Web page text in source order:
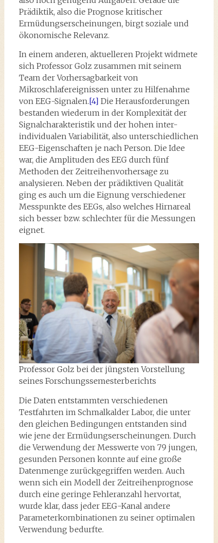
Prädiktik, also die Prognose kritischer
Ermüdungserscheinungen, birgt soziale und
ökonomische Relevanz.
In einem anderen, aktuelleren Projekt widmete
sich Professor Golz zusammen mit seinem
Team der Vorhersagbarkeit von
Mikroschlafereignissen unter zu Hilfenahme
von EEG-Signalen.[4] Die Herausforderungen
bestanden wiederum in der Komplexität der
Signalcharakteristik und der hohen inter-
individualen Variabilität, also unterschiedlichen
EEG-Eigenschaften je nach Person. Die Idee
war, die Amplituden des EEG durch fünf
Methoden der Zeitreihenvorhersage zu
analysieren. Neben der prädiktiven Qualität
ging es auch um die Eignung verschiedener
Messpunkte des EEGs, also welches Hirnareal
sich besser bzw. schlechter für die Messungen
eignet.
Professor Golz bei der jüngsten Vorstellung
seines Forschungssemesterberichts
Die Daten entstammten verschiedenen
Testfahrten im Schmalkalder Labor, die unter
den gleichen Bedingungen entstanden sind
wie jene der Ermüdungserscheinungen. Durch
die Verwendung der Messwerte von 79 jungen,
gesunden Personen konnte auf eine große
Datenmenge zurückgegriffen werden. Auch
wenn sich ein Modell der Zeitreihenprognose
durch eine geringe Fehleranzahl hervortat,
wurde klar, dass jeder EEG-Kanal andere
Parameterkombinationen zu seiner optimalen
Verwendung bedurfte.